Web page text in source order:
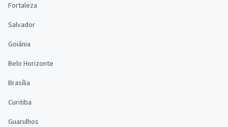
Fortaleza
Salvador
Goiânia
Belo Horizonte
Brasília
Curitiba
Guarulhos